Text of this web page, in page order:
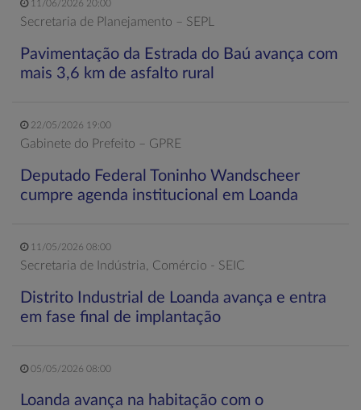
11/06/2026 20:00
Secretaria de Planejamento – SEPL
Pavimentação da Estrada do Baú avança com
mais 3,6 km de asfalto rural
22/05/2026 19:00
Gabinete do Prefeito – GPRE
Deputado Federal Toninho Wandscheer
cumpre agenda institucional em Loanda
11/05/2026 08:00
Secretaria de Indústria, Comércio - SEIC
Distrito Industrial de Loanda avança e entra
em fase final de implantação
05/05/2026 08:00
Loanda avança na habitação com o